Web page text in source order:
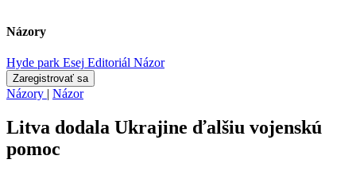
Názory
Hyde park Esej Editoriál Názor
Zaregistrovať sa
Názory | Názor
Litva dodala Ukrajine ďalšiu vojenskú
pomoc